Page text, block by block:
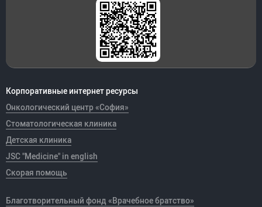
Корпоративные интернет ресурсы
Онкологический центр «София»
Стоматологическая клиника
Детская клиника
JSC "Medicine" in english
Скорая помощь
Благотворительный фонд «Врачебное братство»